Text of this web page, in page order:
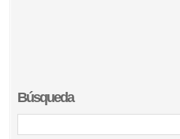
Búsqueda